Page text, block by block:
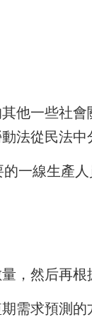
他一些社
法從民法中
一線生產人
，然后再根
需求預測的